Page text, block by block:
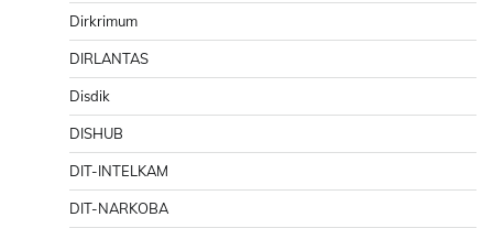
Dirkrimum
DIRLANTAS
Disdik
DISHUB
DIT-INTELKAM
DIT-NARKOBA